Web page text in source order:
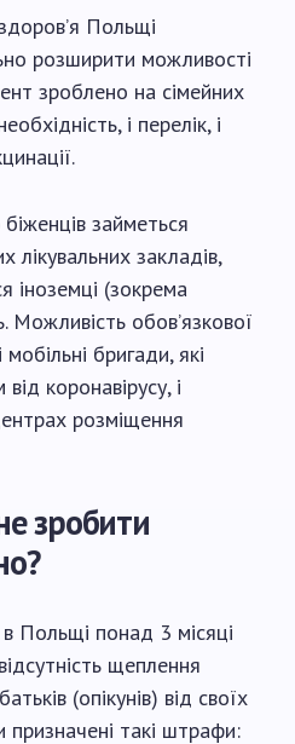
Польщі
розширити можливості
зроблено на сімейних
і перелік, і
біженців займеться
лікувальних закладів,
іноземці (зокрема
Можливість обов’язкової
бригади, які
коронавірусу, і
розміщення
зробити
Польщі понад 3 місяці
щеплення
(опікунів) від своїх
призначені такі штрафи: